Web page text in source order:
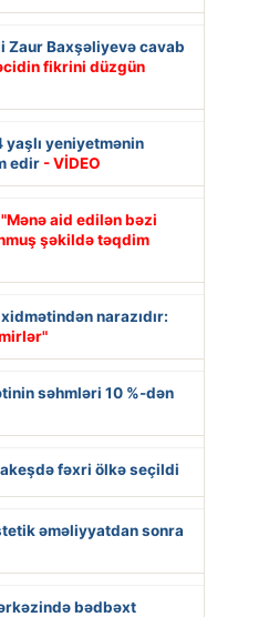
Zaur Baxşəliyevə cavab
fikrini düzgün
yaşlı yeniyetmənin
edir - VİDEO
"Mənə aid edilən bəzi
şəkildə təqdim
narazıdır:
səhmləri 10 %-dən
fəxri ölkə seçildi
əməliyyatdan sonra
bədbəxt